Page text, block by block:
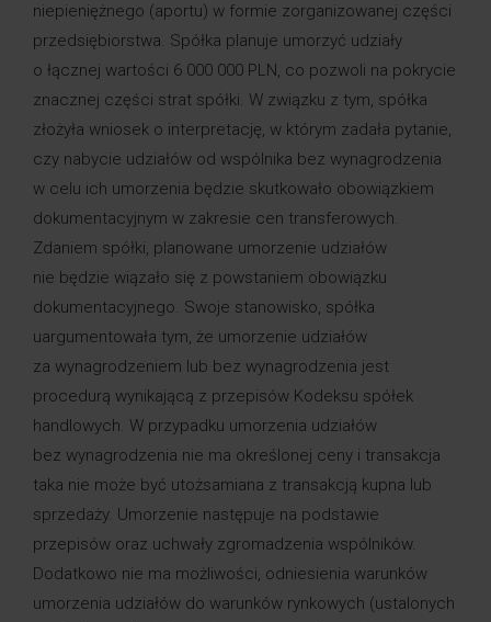
niepieniężnego (aportu) w formie zorganizowanej części
przedsiębiorstwa. Spółka planuje umorzyć udziały
o łącznej wartości 6 000 000 PLN, co pozwoli na pokrycie
znacznej części strat spółki. W związku z tym, spółka
złożyła wniosek o interpretację, w którym zadała pytanie,
czy nabycie udziałów od wspólnika bez wynagrodzenia
w celu ich umorzenia będzie skutkowało obowiązkiem
dokumentacyjnym w zakresie cen transferowych.
Zdaniem spółki, planowane umorzenie udziałów
nie będzie wiązało się z powstaniem obowiązku
dokumentacyjnego. Swoje stanowisko, spółka
uargumentowała tym, że umorzenie udziałów
za wynagrodzeniem lub bez wynagrodzenia jest
procedurą wynikającą z przepisów Kodeksu spółek
handlowych. W przypadku umorzenia udziałów
bez wynagrodzenia nie ma określonej ceny i transakcja
taka nie może być utożsamiana z transakcją kupna lub
sprzedaży. Umorzenie następuje na podstawie
przepisów oraz uchwały zgromadzenia wspólników.
Dodatkowo nie ma możliwości, odniesienia warunków
umorzenia udziałów do warunków rynkowych (ustalonych